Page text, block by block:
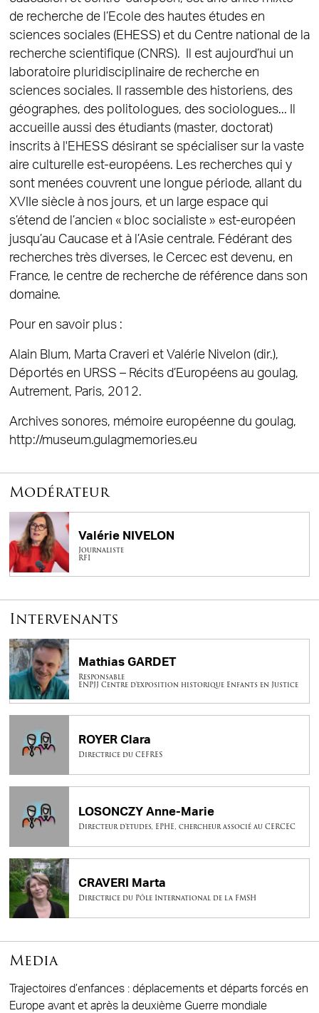
de recherche de l’Ecole des hautes études en
sciences sociales (EHESS) et du Centre national de la
recherche scientifique (CNRS). Il est aujourd’hui un
laboratoire pluridisciplinaire de recherche en
sciences sociales. Il rassemble des historiens, des
géographes, des politologues, des sociologues... Il
accueille aussi des étudiants (master, doctorat)
inscrits à l'EHESS désirant se spécialiser sur la vaste
aire culturelle est-européens. Les recherches qui y
sont menées couvrent une longue période, allant du
XVIIe siècle à nos jours, et un large espace qui
s’étend de l’ancien « bloc socialiste » est-européen
jusqu’au Caucase et à l’Asie centrale. Fédérant des
recherches très diverses, le Cercec est devenu, en
France, le centre de recherche de référence dans son
domaine.
Pour en savoir plus :
Alain Blum, Marta Craveri et Valérie Nivelon (dir.),
Déportés en URSS – Récits d’Européens au goulag,
Autrement, Paris, 2012.
Archives sonores, mémoire européenne du goulag,
http://museum.gulagmemories.eu
Modérateur
Valérie NIVELON
Journaliste
RFI
Intervenants
Mathias GARDET
Responsable
ENPJJ Centre d'exposition historique Enfants en Justice
ROYER Clara
Directrice du CEFRES
LOSONCZY Anne-Marie
Directeur d'etudes, EPHE, chercheur associé au CERCEC
CRAVERI Marta
Directrice du Pôle International de la FMSH
Media
Trajectoires d’enfances : déplacements et départs forcés en
Europe avant et après la deuxième Guerre mondiale